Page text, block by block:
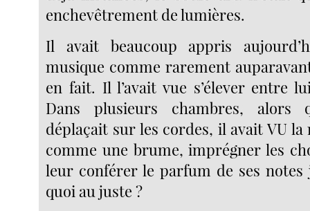
enchevêtrement de lumières.
Il avait beaucoup appris
musique comme rarement
en fait. Il l’avait vue s’élever entre
Dans plusieurs chambres, alors
déplaçait sur les cordes, il avait VU la
comme une brume, imprégner les
leur conférer le parfum de ses notes
quoi au juste ?